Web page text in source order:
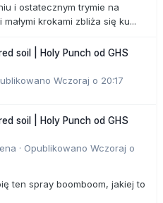
i ostatecznym trymie na
krokami zbliża się ku...
soil | Holy Punch od GHS
Wczoraj o 20:17
soil | Holy Punch od GHS
· Opublikowano Wczoraj o
ten spray boomboom, jakiej to